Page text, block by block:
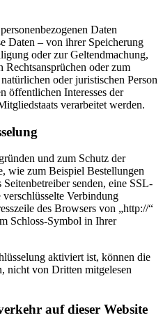
Daten
Daten – von ihrer Speicherung
oder zur Geltendmachung,
oder zum
oder juristischen Person
öffentlichen Interesses der
verarbeitet werden.
und zum Schutz der
wie zum Beispiel Bestellungen
senden, eine SSL-
Verbindung
des Browsers von „http://“
Schloss-Symbol in Ihrer
aktiviert ist, können die
nicht von Dritten mitgelesen
auf dieser Website